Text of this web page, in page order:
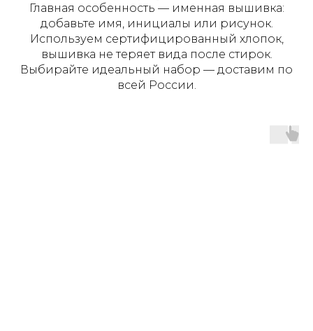
Главная особенность — именная вышивка:
добавьте имя, инициалы или рисунок.
Используем сертифицированный хлопок,
вышивка не теряет вида после стирок.
Выбирайте идеальный набор — доставим по
всей России.